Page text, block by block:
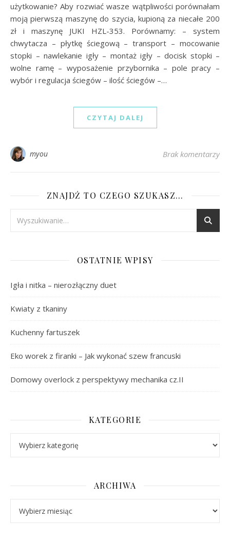
użytkowanie? Aby rozwiać wasze wątpliwości porównałam
moją pierwszą maszynę do szycia, kupioną za niecałe 200
zł i maszynę JUKI HZL-353. Porównamy: – system
chwytacza – płytkę ściegową – transport – mocowanie
stopki – nawlekanie igły – montaż igły – docisk stopki –
wolne ramę – wyposażenie przybornika – pole pracy –
wybór i regulacja ściegów – ilość ściegów –…
CZYTAJ DALEJ
myou Brak komentarzy
ZNAJDŹ TO CZEGO SZUKASZ…
OSTATNIE WPISY
Igła i nitka – nierozłączny duet
Kwiaty z tkaniny
Kuchenny fartuszek
Eko worek z firanki – Jak wykonać szew francuski
Domowy overlock z perspektywy mechanika cz.II
KATEGORIE
ARCHIWA